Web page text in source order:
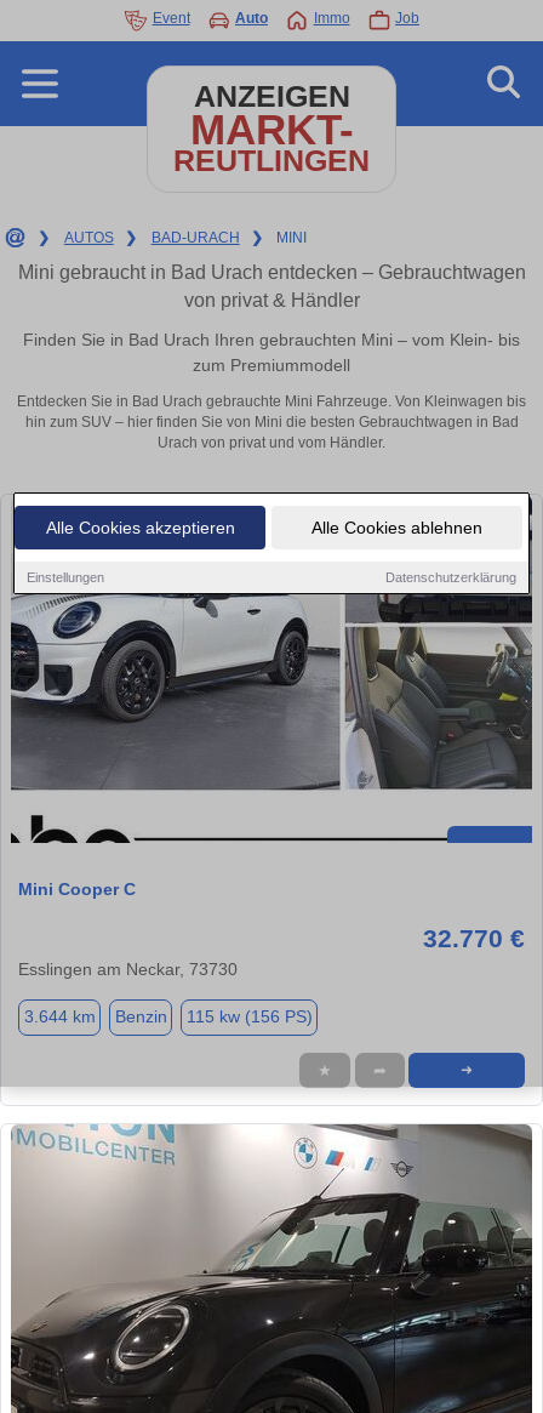
Alle Cookies akzeptieren Alle Cookies ablehnen
Einstellungen Datenschutzerklärung
Event Auto Immo Job
ANZEIGEN
MARKT-
REUTLINGEN
❯ AUTOS ❯ BAD-URACH ❯ MINI
Mini gebraucht in Bad Urach entdecken – Gebrauchtwagen
von privat & Händler
Finden Sie in Bad Urach Ihren gebrauchten Mini – vom Klein- bis
zum Premiummodell
Entdecken Sie in Bad Urach gebrauchte Mini Fahrzeuge. Von Kleinwagen bis
hin zum SUV – hier finden Sie von Mini die besten Gebrauchtwagen in Bad
Urach von privat und vom Händler.
Mini Cooper C
32.770 €
Esslingen am Neckar, 73730
3.644 km Benzin 115 kw (156 PS)
★ ➦ ➜